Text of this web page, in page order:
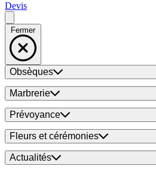
Devis
Fermer
Obsèques
Marbrerie
Prévoyance
Fleurs et cérémonies
Actualités